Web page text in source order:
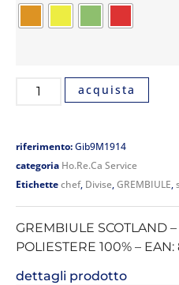
acquista
riferimento:Gib9M1914
categoria Ho.Re.Ca Service
Etichettechef, Divise,GREMBIULE,
GREMBIULE SCOTLAND
POLIESTERE 100% –
dettagli prodotto